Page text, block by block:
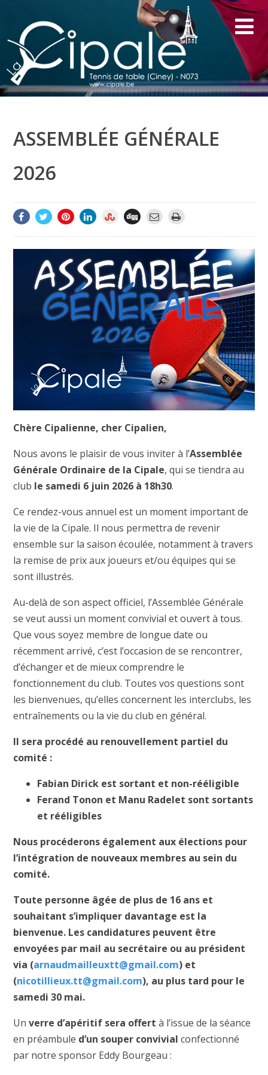
ASSEMBLÉE GÉNÉRALE
2026
Chère Cipalienne, cher Cipalien,
Nous avons le plaisir de vous inviter à l’Assemblée
Générale Ordinaire de la Cipale, qui se tiendra au
club le samedi 6 juin 2026 à 18h30.
Ce rendez-vous annuel est un moment important de
la vie de la Cipale. Il nous permettra de revenir
ensemble sur la saison écoulée, notamment à travers
la remise de prix aux joueurs et/ou équipes qui se
sont illustrés.
Au-delà de son aspect officiel, l’Assemblée Générale
se veut aussi un moment convivial et ouvert à tous.
Que vous soyez membre de longue date ou
récemment arrivé, c’est l’occasion de se rencontrer,
d’échanger et de mieux comprendre le
fonctionnement du club. Toutes vos questions sont
les bienvenues, qu’elles concernent les interclubs, les
entraînements ou la vie du club en général.
Il sera procédé au renouvellement partiel du
comité :
Fabian Dirick est sortant et non-rééligible
Ferand Tonon et Manu Radelet sont sortants
et rééligibles
Nous procéderons également aux élections pour
l’intégration de nouveaux membres au sein du
comité.
Toute personne âgée de plus de 16 ans et
souhaitant s’impliquer davantage est la
bienvenue. Les candidatures peuvent être
envoyées par mail au secrétaire ou au président
via (arnaudmailleuxtt@gmail.com) et
(nicotillieux.tt@gmail.com), au plus tard pour le
samedi 30 mai.
Un verre d’apéritif sera offert à l’issue de la séance
en préambule d’un souper convivial confectionné
par notre sponsor Eddy Bourgeau :